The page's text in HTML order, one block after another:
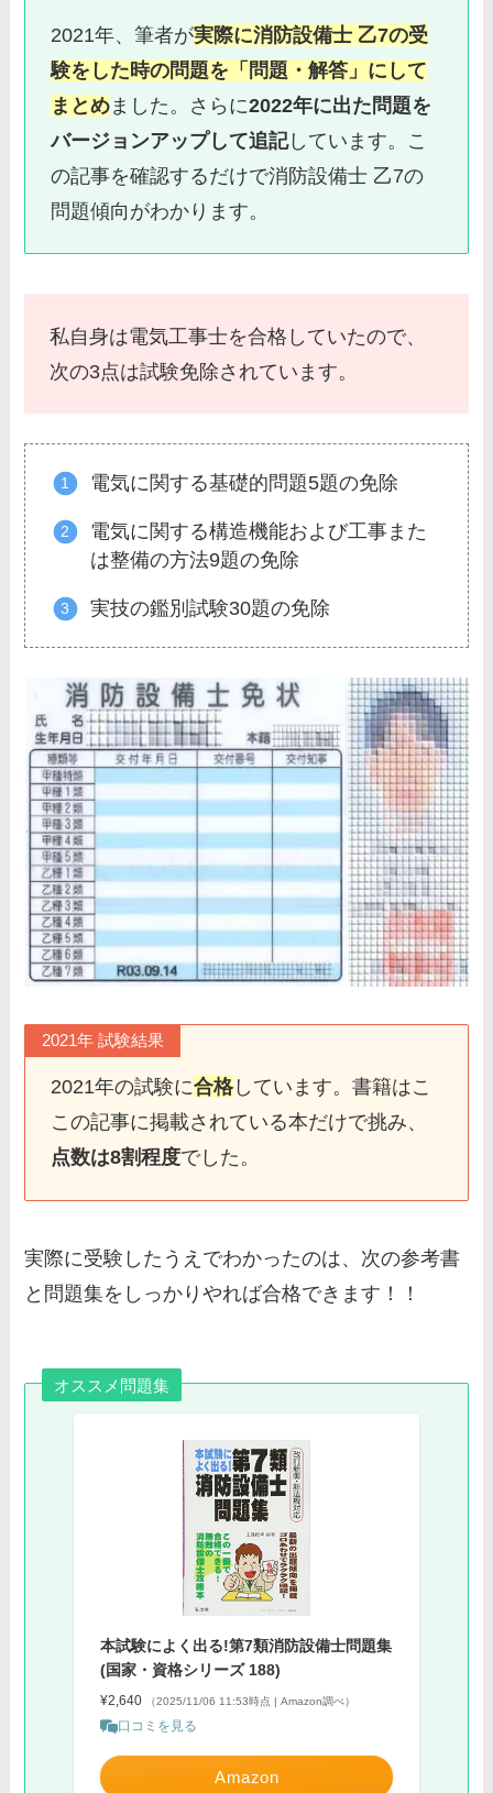
2021年、筆者が実際に消防設備士 乙7の受
験をした時の問題を「問題・解答」にして
まとめました。さらに2022年に出た問題を
バージョンアップして追記しています。こ
の記事を確認するだけで消防設備士 乙7の
問題傾向がわかります。
私自身は電気工事士を合格していたので、
次の3点は試験免除されています。
電気に関する基礎的問題5題の免除
電気に関する構造機能および工事また
は整備の方法9題の免除
実技の鑑別試験30題の免除
2021年 試験結果
2021年の試験に合格しています。書籍はこ
この記事に掲載されている本だけで挑み、
点数は8割程度でした。
実際に受験したうえでわかったのは、 次の参考書
と問題集をしっかりやれば合格できます ！！
オススメ問題集
本試験によく出る!第7類消防設備士問題集
(国家・資格シリーズ 188)
¥2,640 （2025/11/06 11:53時点 | Amazon調べ）
口コミを見る
Amazon